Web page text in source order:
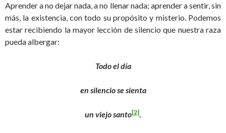
Aprender a no dejar nada, a no llenar nada; aprender a sentir, sin
más, la existencia, con todo su propósito y misterio. Podemos
estar recibiendo la mayor lección de silencio que nuestra raza
pueda albergar:
Todo el día
en silencio se sienta
un viejo santo[2].